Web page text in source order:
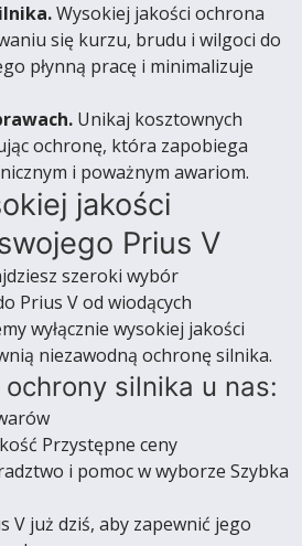
Wysokiej jakości ochrona
się kurzu, brudu i wilgoci do
płynną pracę i minimalizuje
Unikaj kosztownych
ochronę, która zapobiega
i poważnym awariom.
jakości
Prius V
szeroki wybór
Prius V od wiodących
wyłącznie wysokiej jakości
niezawodną ochronę silnika.
silnika u nas:
Przystępne ceny
i pomoc w wyborze Szybka
V już dziś, aby zapewnić jego